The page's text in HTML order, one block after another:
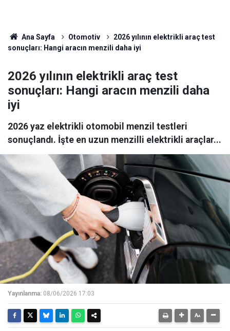
Ana Sayfa Otomotiv
2026 yılının elektrikli araç test
sonuçları: Hangi aracın menzili daha iyi
2026 yılının elektrikli araç test
sonuçları: Hangi aracın menzili daha
iyi
2026 yaz elektrikli otomobil menzil testleri
sonuçlandı. İşte en uzun menzilli elektrikli araçlar...
Yayınlanma: 08/06/2026 17:03